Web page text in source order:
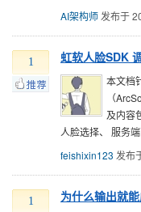
AI架构师 发布于
1 虹软人脸SDK
本文档
（
及内容
人脸选择、 服务
feishixin123 发布
1 为什么输出就